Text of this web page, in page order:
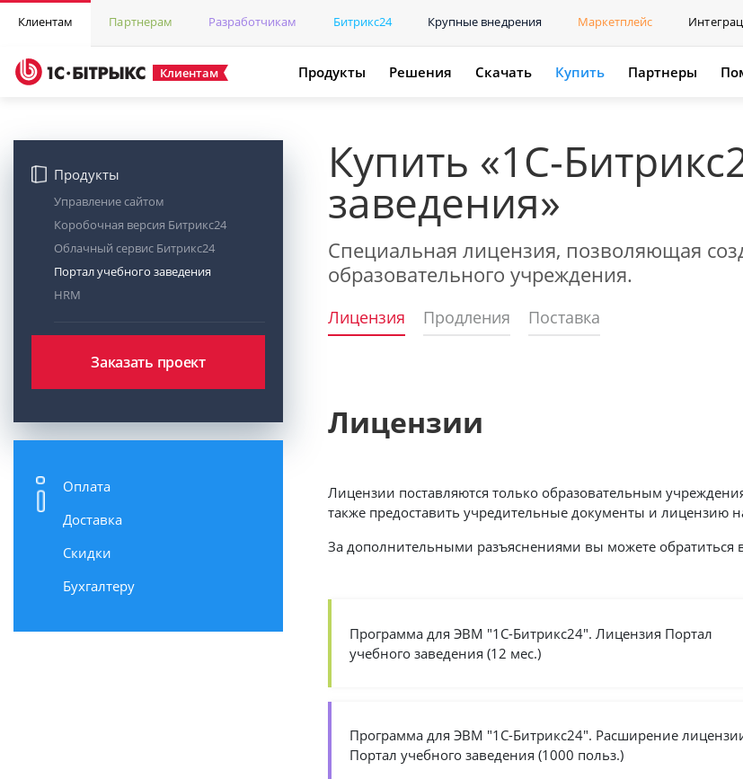
Клиентам Партнерам Разработчикам Битрикс24 Крупные внедрения Маркетплейс
Клиентам Продукты Решения Скачать Купить Партнеры
Продукты
Управление сайтом
Коробочная версия Битрикс24
Облачный сервис Битрикс24
Портал учебного заведения
HRM
Заказать проект
Оплата
Доставка
Скидки
Бухгалтеру
Купить «1С-
заведения»
Специальная лицензия, позволяющая
образовательного учреждения.
Лицензия Продления Поставка
Лицензии
Лицензии поставляются только образовательным
также предоставить учредительные документы и лицензию
За дополнительными разъяснениями вы можете обратиться
Программа для ЭВМ "1С-Битрикс24". Лицензия Портал
учебного заведения (12 мес.)
Программа для ЭВМ "1С-Битрикс24". Расширение
Портал учебного заведения (1000 польз.)